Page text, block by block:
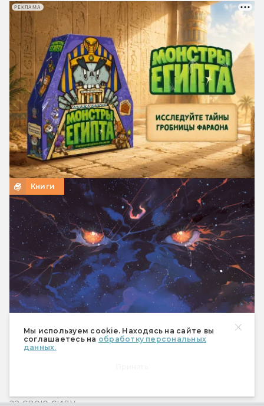
Мы используем cookie. Находясь на сайте вы
соглашаетесь на обработку персональных
данных.
Книги
Читаем книгу: Мая Сара — «Терра и турнир
за свою силу
РЕКЛАМА